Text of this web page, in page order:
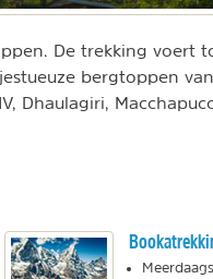
De trekking voert
bergtoppen
Dhaulagiri,